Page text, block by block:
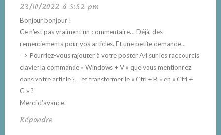
23/10/2022 à 5:52 pm
Bonjour bonjour !
Ce n’est pas vraiment un commentaire… Déjà, des
remerciements pour vos articles. Et une petite demande…
=> Pourriez-vous rajouter à votre poster A4 sur les raccourcis
clavier la commande « Windows + V » que vous mentionnez
dans votre article ?… et transformer le « Ctrl + B » en « Ctrl +
G » ?
Merci d’avance.
Répondre